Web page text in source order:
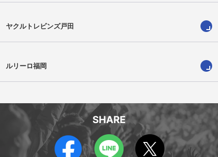
ヤクルトレビンズ戸田
ルリーロ福岡
SHARE